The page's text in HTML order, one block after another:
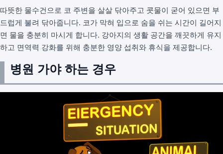
따뜻한 물수건으로 코 주변을 살살 닦아주고 콧물이 굳어 있으면 부
드럽게 불려 닦아줍니다. 코가 막혀 입으로 숨을 쉬는 시간이 길어지
면 물을 충분히 마시게 합니다. 강아지의 생활 공간을 깨끗하게 유지
하고 면역력 강화를 위해 충분한 영양 섭취와 휴식을 제공합니다.
병원 가야 하는 경우